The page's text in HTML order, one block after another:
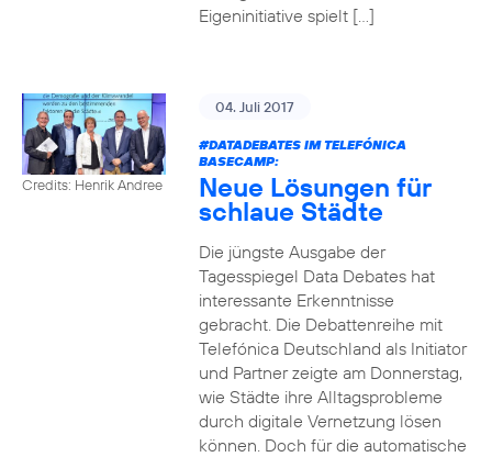
Eigeninitiative spielt […]
Credits: Henrik Andree
04. Juli 2017
#DATADEBATESIM TELEFÓNICA
BASECAMP:
Neue Lösungen für
schlaue Städte
Die jüngste Ausgabe der
Tagesspiegel Data Debates hat
interessante Erkenntnisse
gebracht. Die Debattenreihe mit
Telefónica Deutschland als Initiator
und Partner zeigte am Donnerstag,
wie Städte ihre Alltagsprobleme
durch digitale Vernetzung lösen
können. Doch für die automatische